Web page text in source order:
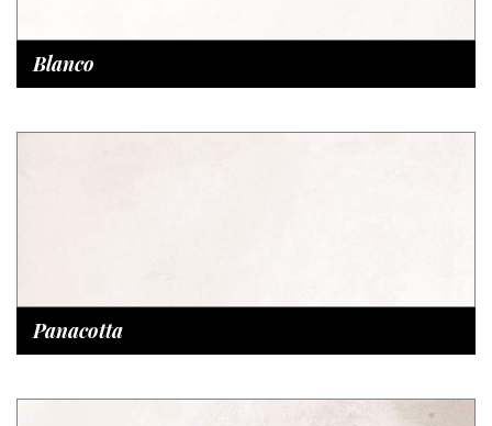
Blanco
Panacotta